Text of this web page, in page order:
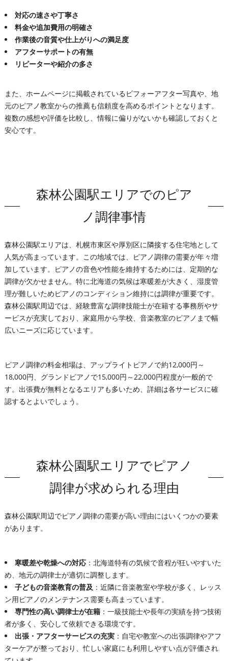
対応の速さや丁寧さ
料金や追加費用の明確さ
作業後の音質や仕上がりへの満足度
アフターサポートの有無
リピーターや紹介の多さ
また、ホームページに掲載されているビフォーアフター写真や、地
元のピアノ教室からの推薦も信頼度を高めるポイントとなります。
複数の感想や評価を比較し、情報に偏りがないかも確認しておくと
安心です。
森林公園駅エリアでのピア
ノ調律事情
森林公園駅エリアは、札幌市東区や厚別区に隣接する住宅地として
人気が高まっています。この地域では、ピアノ調律の需要が年々増
加しています。ピアノの音色や性能を維持するためには、定期的な
調律が欠かせません。特に北海道の気候は寒暖差が大きく、湿度管
理が難しいためピアノのコンディション維持には調律が重要です。
森林公園駅周辺では、経験豊富な調律技能士が在籍する事務所やサ
ービスが充実しており、家庭用から学校、音楽教室のピアノまで幅
広いニーズに応じています。
ピアノ調律の料金相場は、アップライトピアノで約12,000円～
18,000円、グランドピアノで15,000円～22,000円程度が一般的で
す。出張費が無料となるエリアも多いため、詳細は各サービスに確
認するとよいでしょう。
森林公園駅エリアでピアノ
調律が求められる理由
森林公園駅周辺でピアノ調律の需要が高い理由にはいくつかの要素
があります。
寒暖差や乾燥への対応：北海道特有の気候で音程が狂いやすいた
め、地元の調律士が適切に調整します。
子どもの音楽教育の普及 ：近隣に音楽教室や学校が多く、レッス
ン用ピアノのメンテナンス需要も高まっています。
専門性の高い調律士が在籍：一級技能士や長年の実績を持つ技術
者が多く、安心して依頼できる環境です。
出張・アフターサービスの充実：自宅や教室への出張調律やアフ
ターケアが整っており、忙しい家庭にも利用しやすい点が評価され